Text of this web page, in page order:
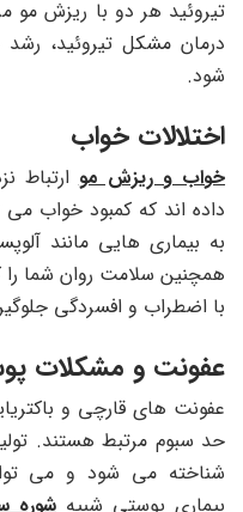
تیروئید هر دو با ریزش
درمان مشکل تیروئید،
شود.
اختلالات خواب
خواب و ریزش موارتباط
داده اند که کمبود خواب
به بیماری هایی مانند
همچنین سلامت روان شما
با اضطراب و افسردگی
عفونت و مشکلات
عفونت های قارچی و
حد سبوم مرتبط هستند.
شناخته می شود و می
بیماری پوستی شبیه شوره